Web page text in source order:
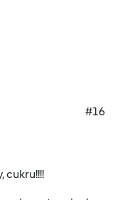
#16
cukru!!!!